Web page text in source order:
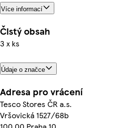
Více informací
Čistý obsah
3 x ks
Údaje o značce
Adresa pro vrácení
Tesco Stores ČR a.s.
Vršovická 1527/68b